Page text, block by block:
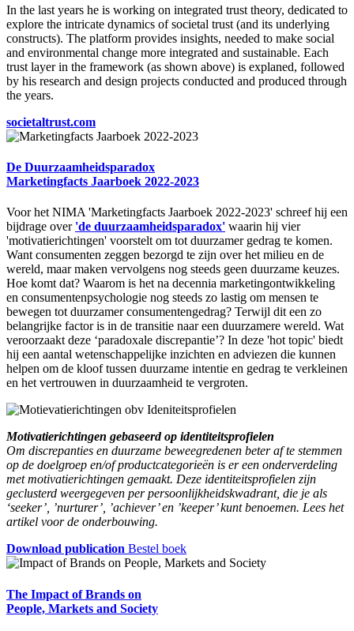
In the last years he is working on integrated trust theory, dedicated to
explore the intricate dynamics of societal trust (and its underlying
constructs). The platform provides insights, needed to make social
and environmental change more integrated and sustainable. Each
trust layer in the framework (as shown above) is explaned, followed
by his research and design projects conducted and produced through
the years.
societaltrust.com
De Duurzaamheidsparadox
Marketingfacts Jaarboek 2022-2023
Voor het NIMA 'Marketingfacts Jaarboek 2022-2023' schreef hij een
bijdrage over 'de duurzaamheidsparadox' waarin hij vier
'motivatierichtingen' voorstelt om tot duurzamer gedrag te komen.
Want consumenten zeggen bezorgd te zijn over het milieu en de
wereld, maar maken vervolgens nog steeds geen duurzame keuzes.
Hoe komt dat? Waarom is het na decennia marketingontwikkeling
en consumentenpsychologie nog steeds zo lastig om mensen te
bewegen tot duurzamer consumentengedrag? Terwijl dit een zo
belangrijke factor is in de transitie naar een duurzamere wereld. Wat
veroorzaakt deze ‘paradoxale discrepantie’? In deze 'hot topic' biedt
hij een aantal wetenschappelijke inzichten en adviezen die kunnen
helpen om de kloof tussen duurzame intentie en gedrag te verkleinen
en het vertrouwen in duurzaamheid te vergroten.
Motivatierichtingen gebaseerd op identiteitsprofielen
Om discrepanties en duurzame beweegredenen beter af te stemmen
op de doelgroep en/of productcategorieën is er een onderverdeling
met motivatierichtingen gemaakt. Deze identiteitsprofielen zijn
geclusterd weergegeven per persoonlijkheidskwadrant, die je als
‘seeker’, ’nurturer’, ’achiever’ en ’keeper’ kunt benoemen. Lees het
artikel voor de onderbouwing.
Download publication Bestel boek
The Impact of Brands on
People, Markets and Society